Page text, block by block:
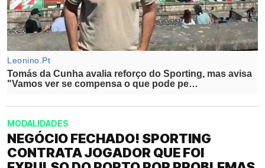
MODALIDADES
NEGÓCIO FECHADO! SPORTING
CONTRATA JOGADOR QUE FOI